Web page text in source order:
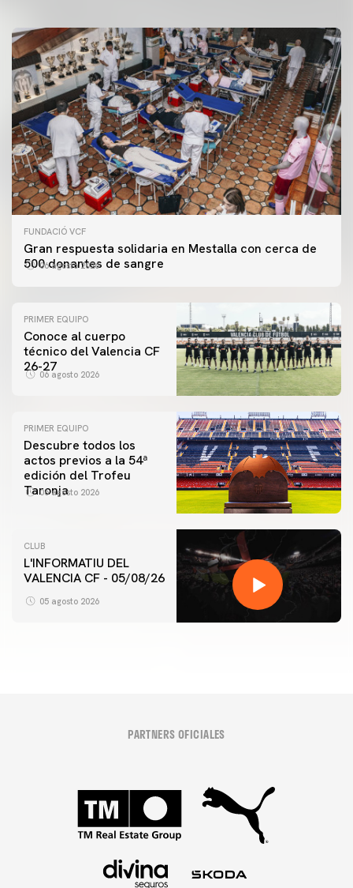
FUNDACIÓ VCF
Gran respuesta solidaria en Mestalla con cerca de
500 donantes de sangre
06 agosto 2026
PRIMER EQUIPO
Conoce al cuerpo
técnico del Valencia CF
26-27
06 agosto 2026
PRIMER EQUIPO
Descubre todos los
actos previos a la 54ª
edición del Trofeu
Taronja
06 agosto 2026
CLUB
L'INFORMATIU DEL
VALENCIA CF - 05/08/26
05 agosto 2026
PARTNERS OFICIALES